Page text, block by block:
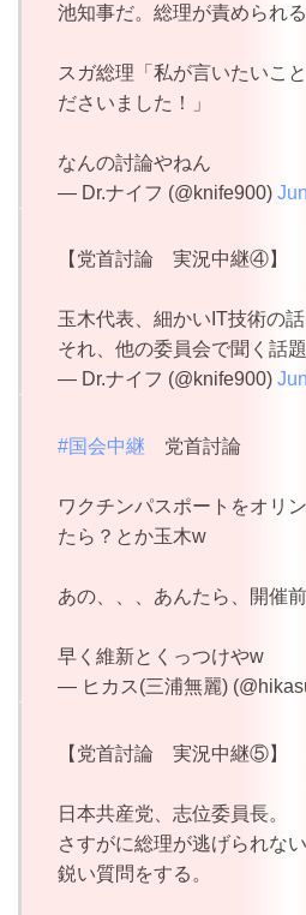
池知事だ。総理が責められ
スガ総理「私が言いたいこ
ださいました！」
なんの討論やねん
— Dr.ナイフ (@knife900)
【党首討論 実況中継④】
玉木代表、細かいIT技術の話
それ、他の委員会で聞く話題
— Dr.ナイフ (@knife900)
#国会中継 党首討論
ワクチンパスポートをオリ
たら？とか玉木w
あの、、、あんたら、開催
早く維新とくっつけやw
— ヒカス(三浦無麗)
【党首討論 実況中継⑤】
日本共産党、志位委員長。
さすがに総理が逃げられな
鋭い質問をする。